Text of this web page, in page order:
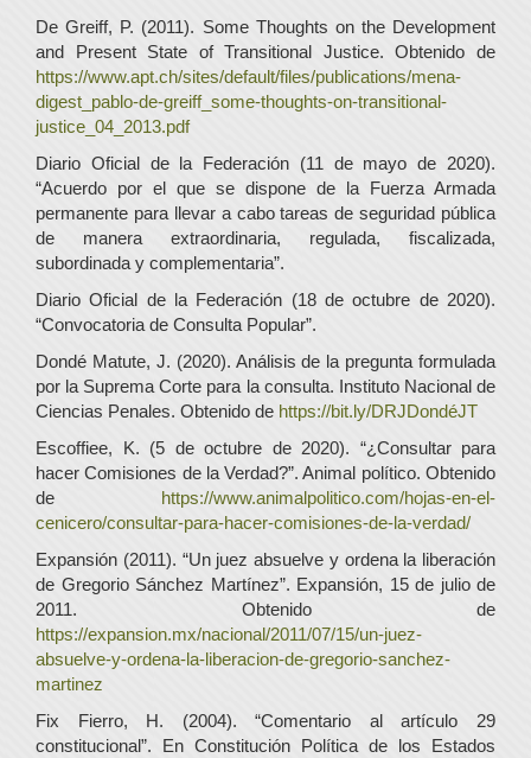
De Greiff, P. (2011). Some Thoughts on the Development
and Present State of Transitional Justice. Obtenido de
https://www.apt.ch/sites/default/files/publications/mena-
digest_pablo-de-greiff_some-thoughts-on-transitional-
justice_04_2013.pdf
Diario Oficial de la Federación (11 de mayo de 2020).
“Acuerdo por el que se dispone de la Fuerza Armada
permanente para llevar a cabo tareas de seguridad pública
de manera extraordinaria, regulada, fiscalizada,
subordinada y complementaria”.
Diario Oficial de la Federación (18 de octubre de 2020).
“Convocatoria de Consulta Popular”.
Dondé Matute, J. (2020). Análisis de la pregunta formulada
por la Suprema Corte para la consulta. Instituto Nacional de
Ciencias Penales. Obtenido de https://bit.ly/DRJDondéJT
Escoffiee, K. (5 de octubre de 2020). “¿Consultar para
hacer Comisiones de la Verdad?”. Animal político. Obtenido
de https://www.animalpolitico.com/hojas-en-el-
cenicero/consultar-para-hacer-comisiones-de-la-verdad/
Expansión (2011). “Un juez absuelve y ordena la liberación
de Gregorio Sánchez Martínez”. Expansión, 15 de julio de
2011. Obtenido de
https://expansion.mx/nacional/2011/07/15/un-juez-
absuelve-y-ordena-la-liberacion-de-gregorio-sanchez-
martinez
Fix Fierro, H. (2004). “Comentario al artículo 29
constitucional”. En Constitución Política de los Estados